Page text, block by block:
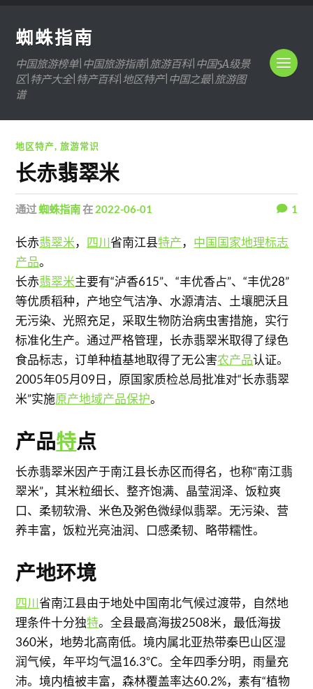
蜘蛛指南
中国旅游榜单|中国旅游指南|旅游百科|中国5A级景
区|特产大全|特产百科|地区特产|中国之最|旅游图
谱
地区特产,旅游常识
长赤翡翠米
通过蜘蛛指南在 2022-06-01 1
长赤翡翠米， 四川省南江县特产， 中国国家地理标志
产品。
长赤翡翠米主要有“泸香615”、“丰优香占”、“丰优28”
等优质稻种，产地空气洁净、水源清洁、土壤肥沃且
无污染、光照充足，采取生物防治病虫害措施，实行
标准化生产。通过严格管理，长赤翡翠米取得了绿色
食品标志，订单种植基地取得了无公害农产品认证。
2005年05月09日，原国家质检总局批准对“长赤翡翠
米”实施原产地域产品保护。
产品特点
长赤翡翠米因产于南江县长赤区而得名，也称“南江翡
翠米”，其米粒细长、整齐饱满、晶莹润泽、饭粒爽
口、柔韧软滑、米色及粥色微绿似翡翠。无污染、营
养丰富，饭粒光亮油润、口感柔韧、略带糯性。
产地环境
四川省南江县由于地处中国南北气候过渡带，自然地
理条件十分独特。全县最高海拔2508米，最低海拔
360米，地势北高南低。境内属北亚热带秦巴山区湿
润气候，年平均气温16.3℃。全年四季分明，雨量充
沛。境内植被丰富，森林覆盖率达60.2%，素有“植物